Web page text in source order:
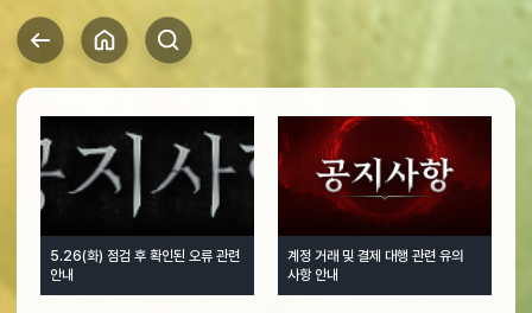
5.26(화) 점검 후 확인된 오류 관련
안내
계정 거래 및 결제 대행 관련 유의
사항 안내